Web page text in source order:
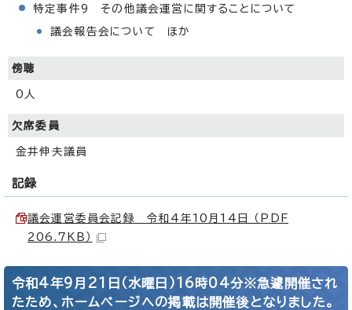
特定事件9 その他議会運営に関することについて
議会報告会について ほか
傍聴
0人
欠席委員
金井伸夫議員
記録
議会運営委員会記録 令和4年10月14日 （PDF
206.7KB）
令和4年9月21日（水曜日）16時04分※急遽開催され
たため、ホームページへの掲載は開催後となりました。